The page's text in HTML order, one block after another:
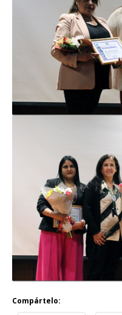
Compártelo: